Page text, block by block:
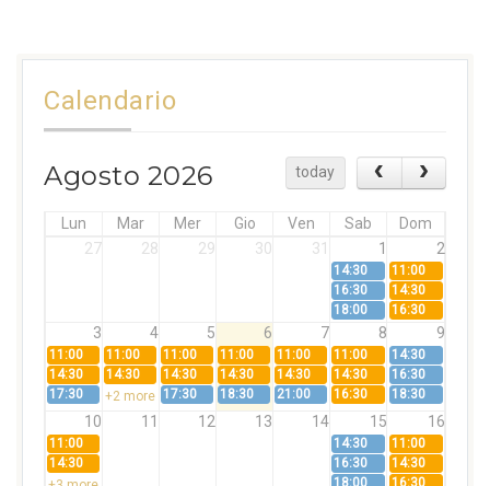
Calendario
Agosto 2026 today
Lun Mar Mer Gio Ven Sab
Dom
27
28 29 30 31 1 2
14:30
11:00
16:30
14:30
18:00
16:30
3 4 5 6 7 8 9
11:00 11:00 11:00 11:00 11:00 11:00
14:30
14:30
14:30 14:30 14:30 14:30 14:30
16:30
17:30
+2 more 17:30 18:30 21:00 16:30 18:30
10 11 12 13 14 15 16
11:00 14:30
11:00
14:30
16:30
14:30